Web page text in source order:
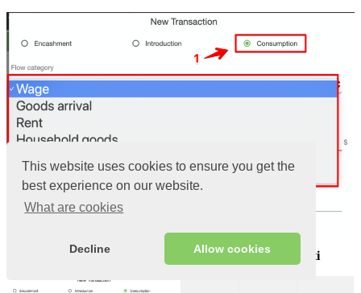
This website uses cookies to ensure you get the
best experience on our website.
What are cookies
Decline Allow cookies
Įveskite norimą grynųjų pinigų sumą ir spustelėkite Išsaugoti